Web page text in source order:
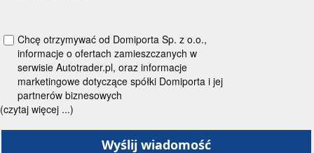
Chcę otrzymywać od Domiporta Sp. z o.o.,
informacje o ofertach zamieszczanych w
serwisie Autotrader.pl, oraz informacje
marketingowe dotyczące spółki Domiporta i jej
partnerów biznesowych
(czytaj więcej ...)